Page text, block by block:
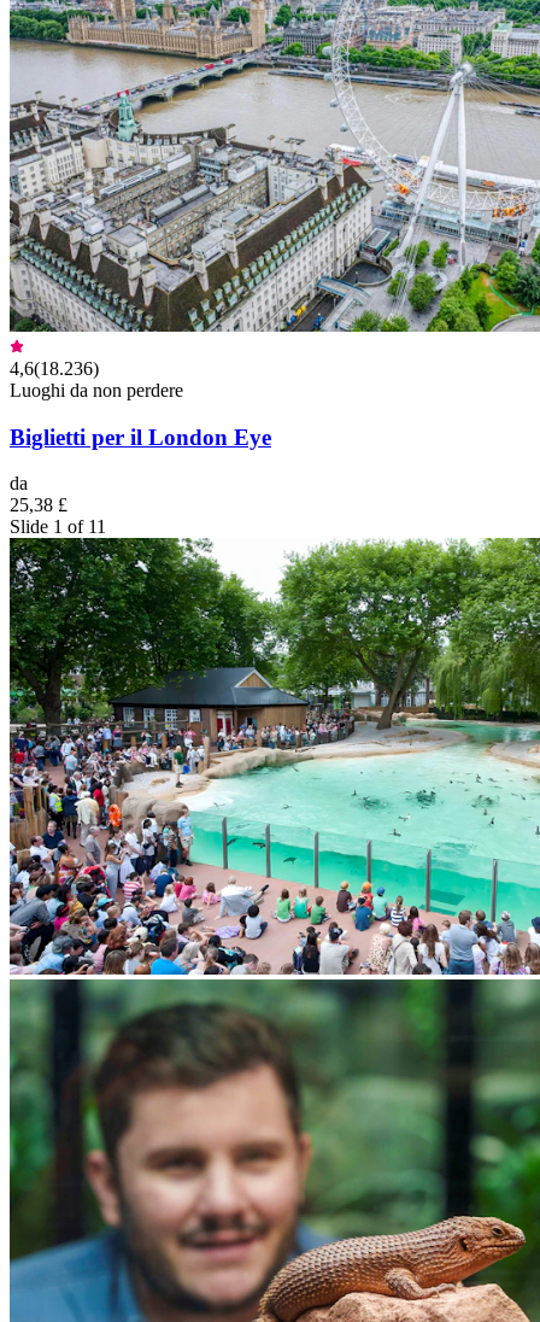
4,6(18.236)
Luoghi da non perdere
Biglietti per il London Eye
da
25,38 £
Slide 1 of 11